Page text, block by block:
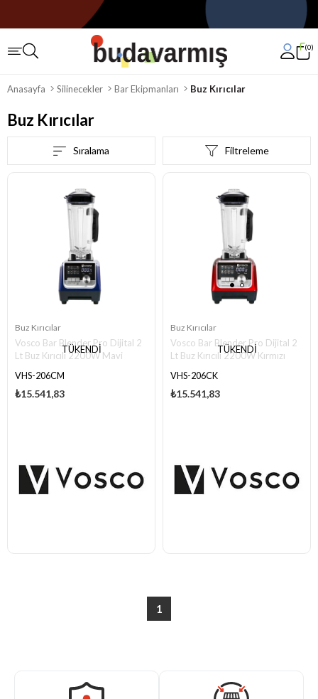
0
Anasayfa Silinecekler Bar Ekipmanları Buz Kırıcılar
Buz Kırıcılar
Filtreleme
Sıralama
TÜKENDI
Buz Kırıcılar
Vosco Bar Blender Pro Dijital 2
Lt Buz Kırıcılı 2200W Mavi
VHS-206CM
₺15.541,83
TÜKENDI
Buz Kırıcılar
Vosco Bar Blender Pro Dijital 2
Lt Buz Kırıcılı 2200W Kırmızı
VHS-206CK
₺15.541,83
1